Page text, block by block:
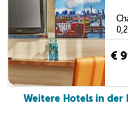
€
Weitere Hotels in der